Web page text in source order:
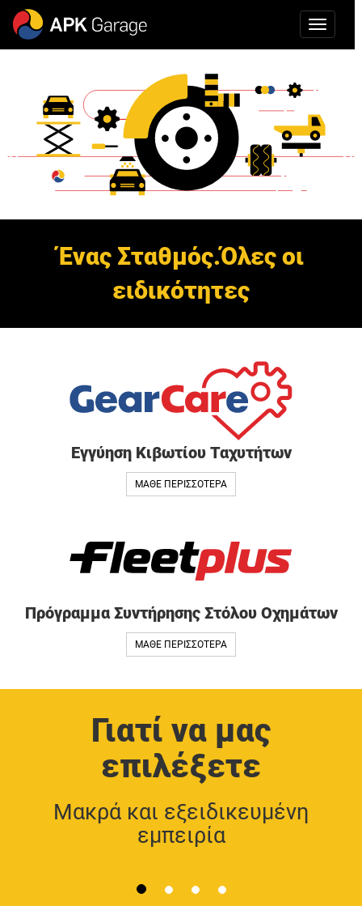
Ένας Σταθμός.Όλες οι
ειδικότητες
Εγγύηση Κιβωτίου Ταχυτήτων
ΜΑΘΕ ΠΕΡΙΣΣΟΤΕΡΑ
Πρόγραμμα Συντήρησης Στόλου Οχημάτων
ΜΑΘΕ ΠΕΡΙΣΣΟΤΕΡΑ
Γιατί να μας
επιλέξετε
Μακρά και εξειδικευμένη
εμπειρία